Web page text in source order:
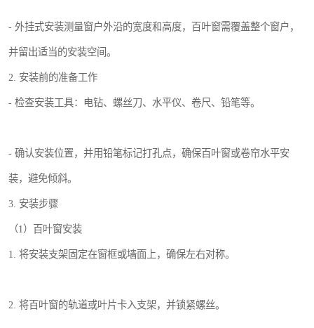
- 外挂式安装测量窗户外沿的宽度和高度，百叶窗需覆盖整个窗户，
并留出适当的安装空间。
2. 安装前的准备工作
- 检查安装工具：电钻、螺丝刀、水平仪、卷尺、铅笔等。
- 确认安装位置，并用铅笔标记打孔点，确保百叶窗或卷帘水平安
装，避免倾斜。
3. 安装步骤
（1）百叶窗安装
1. 将安装支架固定在窗框或墙面上，确保左右对称。
2. 将百叶窗的轨道或叶片卡入支架，并锁紧螺丝。